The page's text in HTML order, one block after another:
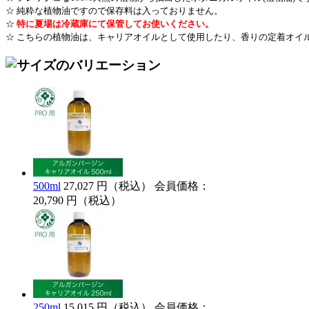
☆ 純粋な植物油ですので保存料は入っておりません。
☆ 特に夏場は冷蔵庫にて保管してお使いください。
☆ こちらの植物油は、キャリアオイルとして使用したり、香りの定着オイ
500ml 27,027 円（税込）
会員価格：
20,790 円（税込）